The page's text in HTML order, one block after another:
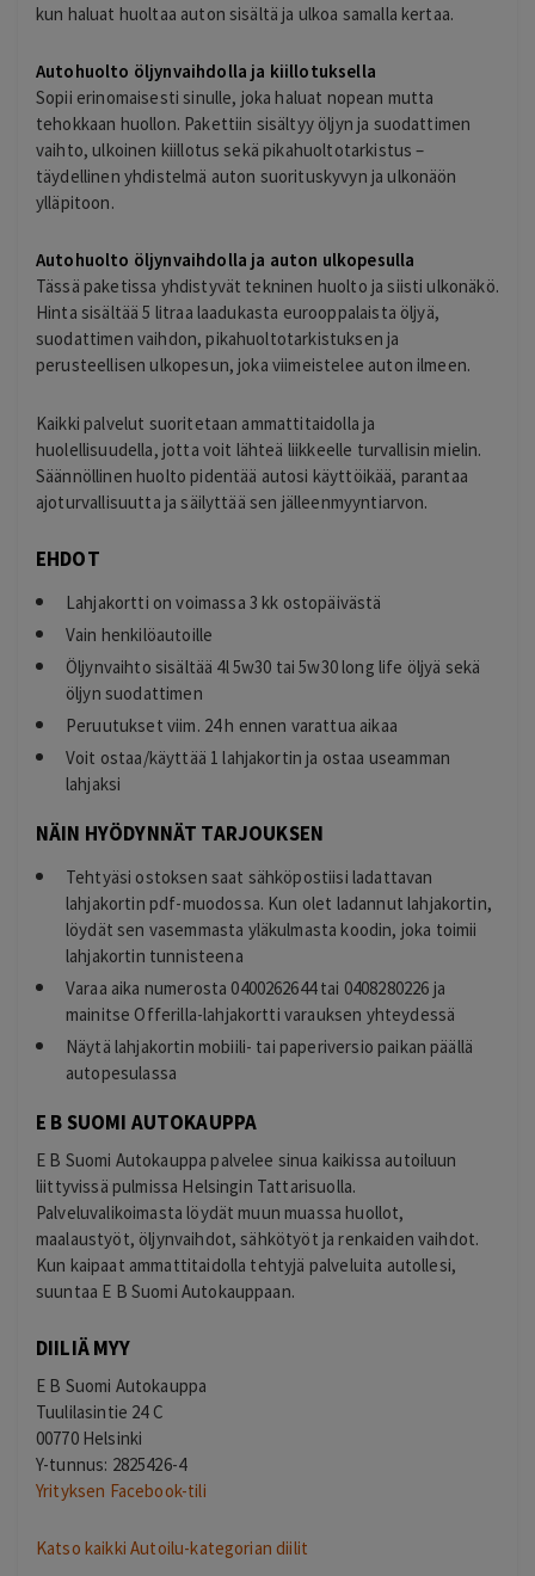
kun haluat huoltaa auton sisältä ja ulkoa samalla kertaa.
Autohuolto öljynvaihdolla ja kiillotuksella
Sopii erinomaisesti sinulle, joka haluat nopean mutta
tehokkaan huollon. Pakettiin sisältyy öljyn ja suodattimen
vaihto, ulkoinen kiillotus sekä pikahuoltotarkistus –
täydellinen yhdistelmä auton suorituskyvyn ja ulkonäön
ylläpitoon.
Autohuolto öljynvaihdolla ja auton ulkopesulla
Tässä paketissa yhdistyvät tekninen huolto ja siisti ulkonäkö.
Hinta sisältää 5 litraa laadukasta eurooppalaista öljyä,
suodattimen vaihdon, pikahuoltotarkistuksen ja
perusteellisen ulkopesun, joka viimeistelee auton ilmeen.
Kaikki palvelut suoritetaan ammattitaidolla ja
huolellisuudella, jotta voit lähteä liikkeelle turvallisin mielin.
Säännöllinen huolto pidentää autosi käyttöikää, parantaa
ajoturvallisuutta ja säilyttää sen jälleenmyyntiarvon.
EHDOT
Lahjakortti on voimassa 3 kk ostopäivästä
Vain henkilöautoille
Öljynvaihto sisältää 4l 5w30 tai 5w30 long life öljyä sekä
öljyn suodattimen
Peruutukset viim. 24 h ennen varattua aikaa
Voit ostaa/käyttää 1 lahjakortin ja ostaa useamman
lahjaksi
NÄIN HYÖDYNNÄT TARJOUKSEN
Tehtyäsi ostoksen saat sähköpostiisi ladattavan
lahjakortin pdf-muodossa. Kun olet ladannut lahjakortin,
löydät sen vasemmasta yläkulmasta koodin, joka toimii
lahjakortin tunnisteena
Varaa aika numerosta 0400262644 tai 0408280226 ja
mainitse Offerilla-lahjakortti varauksen yhteydessä
Näytä lahjakortin mobiili- tai paperiversio paikan päällä
autopesulassa
E B SUOMI AUTOKAUPPA
E B Suomi Autokauppa palvelee sinua kaikissa autoiluun
liittyvissä pulmissa Helsingin Tattarisuolla.
Palveluvalikoimasta löydät muun muassa huollot,
maalaustyöt, öljynvaihdot, sähkötyöt ja renkaiden vaihdot.
Kun kaipaat ammattitaidolla tehtyjä palveluita autollesi,
suuntaa E B Suomi Autokauppaan.
DIILIÄ MYY
E B Suomi Autokauppa
Tuulilasintie 24 C
00770 Helsinki
Y-tunnus: 2825426-4
Yrityksen Facebook-tili
Katso kaikki Autoilu-kategorian diilit